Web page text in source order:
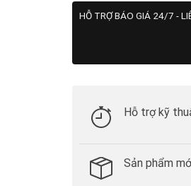
HỖ TRỢ BÁO GIÁ 24/7 -
Hỗ trợ kỹ
Sản phẩm